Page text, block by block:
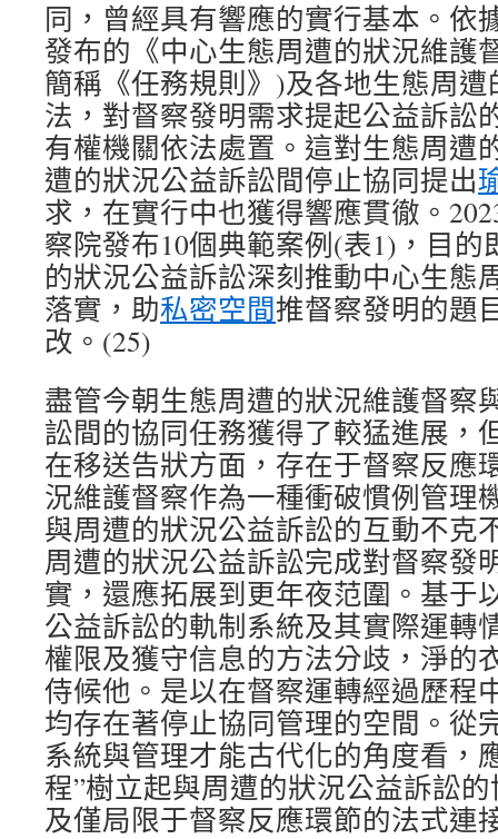
同，曾經具有響應的實行基本。依
發布的《中心生態周遭的狀況維護
簡稱《任務規則》)及各地生態周
法，對督察發明需求提起公益訴訟
有權機關依法處置。這對生態周遭
遭的狀況公益訴訟間停止協同提出
求，在實行中也獲得響應貫徹。
察院發布10個典範案例(表1)，目
的狀況公益訴訟深刻推動中心生態
落實，助私密空間推督察發明的題
改。(25)
盡管今朝生態周遭的狀況維護督察
訟間的協同任務獲得了較猛進展，
在移送告狀方面，存在于督察反應
況維護督察作為一種衝破慣例管理
與周遭的狀況公益訴訟的互動不克
周遭的狀況公益訴訟完成對督察發
實，還應拓展到更年夜范圍。基于
公益訴訟的軌制系統及其實際運轉
權限及獲守信息的方法分歧，淨的
侍候他。是以在督察運轉經過歷程
均存在著停止協同管理的空間。從
系統與管理才能古代化的角度看，
程”樹立起與周遭的狀況公益訴訟
及僅局限于督察反應環節的法式連